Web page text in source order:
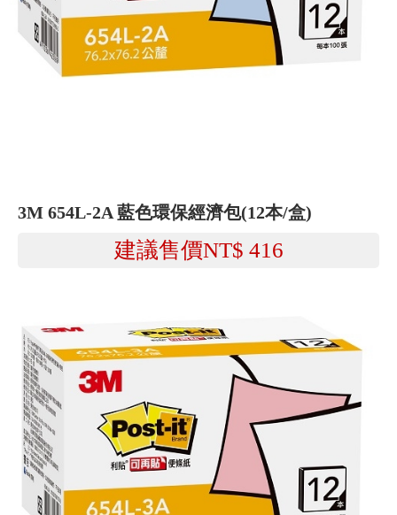
3M 654L-2A 藍色環保經濟包(12本/盒)
建議售價NT$ 416